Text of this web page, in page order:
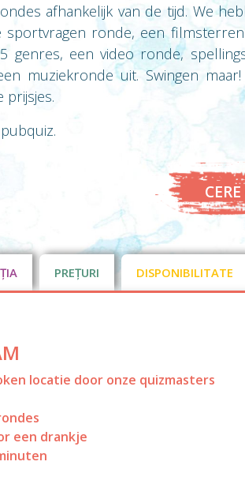
afhankelijk van de tijd. We
sportvragen ronde, een
genres, een video ronde,
muziekronde uit. Swingen
PREȚURI DISPONIBILITATE
locatie door onze quizmasters
een drankje